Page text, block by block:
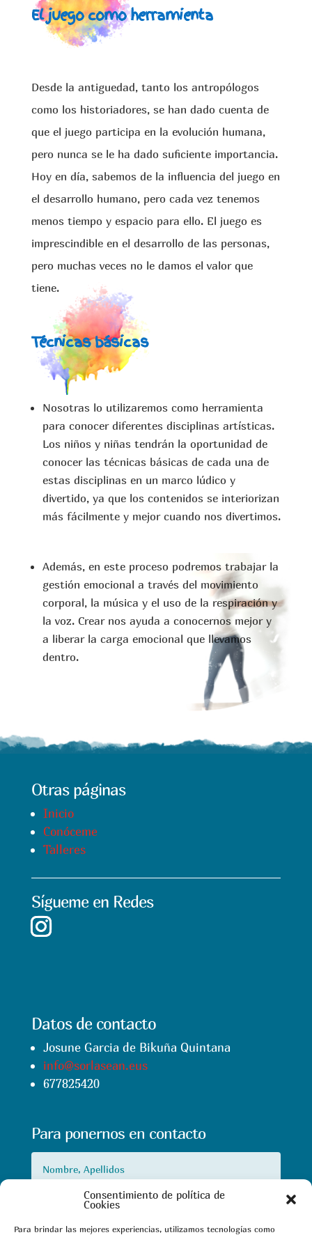
Consentimiento de política de
Cookies
Para brindar las mejores experiencias, utilizamos tecnologías como
El juego como herramienta
Desde la antiguedad, tanto los antropólogos
como los historiadores, se han dado cuenta de
que el juego participa en la evolución humana,
pero nunca se le ha dado suficiente importancia.
Hoy en día, sabemos de la influencia del juego en
el desarrollo humano, pero cada vez tenemos
menos tiempo y espacio para ello. El juego es
imprescindible en el desarrollo de las personas,
pero muchas veces no le damos el valor que
tiene.
Técnicas básicas
Nosotras lo utilizaremos como herramienta
para conocer diferentes disciplinas artísticas.
Los niños y niñas tendrán la oportunidad de
conocer las técnicas básicas de cada una de
estas disciplinas en un marco lúdico y
divertido, ya que los contenidos se interiorizan
más fácilmente y mejor cuando nos divertimos.
Además, en este proceso podremos trabajar la
gestión emocional a través del movimiento
corporal, la música y el uso de la respiración y
la voz. Crear nos ayuda a conocernos mejor y
a liberar la carga emocional que llevamos
dentro.
Otras páginas
Inicio
Conóceme
Talleres
Sígueme en Redes
Datos de contacto
Josune Garcia de Bikuña Quintana
sue.naesalros@ofni
677825420
Para ponernos en contacto